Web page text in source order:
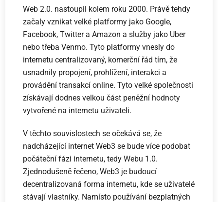
Web 2.0. nastoupil kolem roku 2000. Právě tehdy
začaly vznikat velké platformy jako Google,
Facebook, Twitter a Amazon a služby jako Uber
nebo třeba Venmo. Tyto platformy vnesly do
internetu centralizovaný, komerční řád tím, že
usnadnily propojení, prohlížení, interakci a
provádění transakcí online. Tyto velké společnosti
získávají dodnes velkou část peněžní hodnoty
vytvořené na internetu uživateli.
V těchto souvislostech se očekává se, že
nadcházející internet Web3 se bude více podobat
počáteční fázi internetu, tedy Webu 1.0.
Zjednodušeně řečeno, Web3 je budoucí
decentralizovaná forma internetu, kde se uživatelé
stávají vlastníky. Namísto používání bezplatných